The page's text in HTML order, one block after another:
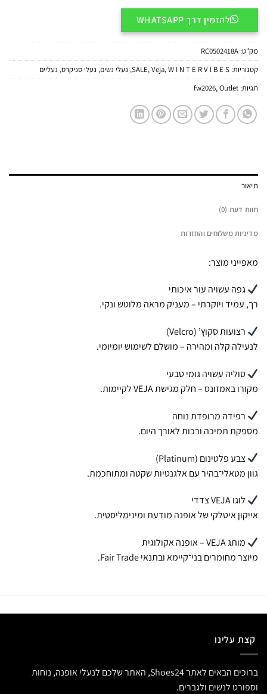
להזמין דרך WHATSAPP
מק"ט: RC0502418A
קטגוריות:
SALE,Veja,W I N T E R V I B E S
, נעלי נשים, נעלי סניקרס, נעליים
תגיות:
fw2026,Outlet
תיאור
חוות דעת (0)
מדיניות משלוחים והחזרות
מאפייני מוצר:
גפה עשויה עור איכותי
רך, עמיד ויוקרתי – מעניק מראה מלוטש ונקי.
רצועות סקוץ’ (Velcro)
לנעילה קלה ומהירה – מושלם לשימוש יומיומי.
סוליה עשויה גומי טבעי
מקורו באמזונס – חלק מגישת VEJA לקיימות.
רפידה מרופדת נוחה
מספקת תמיכה ורכות לאורך היום.
צבע פלטינום (Platinum)
גוון מטאלי־בהיר עם אלגנטיות שקטה ומתוחכמת.
לוגו VEJA צדדי
אייקון איטלקי של אופנה מודעת ומינימליסטית.
מותג VEJA – אופנה אקולוגית
מיוצר מחומרים בני־קיימא ובתנאי Fair Trade.
קצת עלינו
ברוכים הבאים לאתר Shoes24, האתר שלכם לנעלי אופנה, נוחות
וספורט לנשים ולגברים.